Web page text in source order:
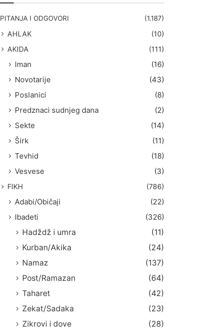
PITANJA I ODGOVORI (1.187)
AHLAK
(10)
AKIDA
(111)
Iman
(16)
Novotarije
(43)
Poslanici
(8)
Predznaci sudnjeg dana
(2)
Sekte
(14)
Širk
(11)
Tevhid
(18)
Vesvese
(3)
FIKH (786)
Adabi/Običaji
(22)
Ibadeti
(326)
Hadždž i umra
(11)
Kurban/Akika
(24)
Namaz
(137)
Post/Ramazan
(64)
Taharet
(42)
Zekat/Sadaka
(23)
Zikrovi i dove
(28)